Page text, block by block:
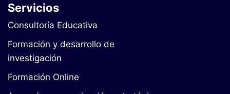
Servicios
Consultoría Educativa
Formación y desarrollo de
investigación
Formación Online